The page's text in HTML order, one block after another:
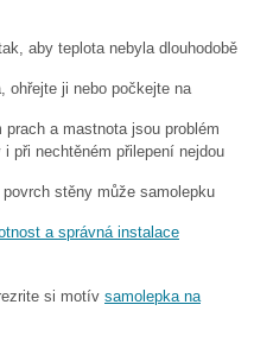
aby teplota nebyla dlouhodobě
ohřejte ji nebo počkejte na
a mastnota jsou problém
při nechtěném přilepení nejdou
stěny může samolepku
a správná instalace
si motív samolepka na